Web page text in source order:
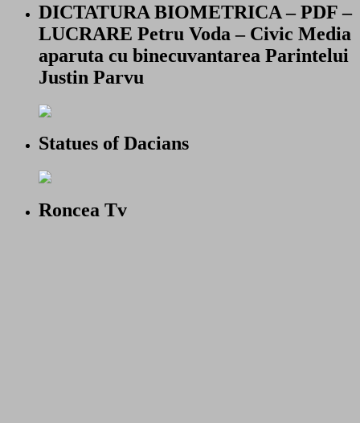
DICTATURA BIOMETRICA – PDF –
LUCRARE Petru Voda – Civic Media
aparuta cu binecuvantarea Parintelui
Justin Parvu
Statues of Dacians
Roncea Tv